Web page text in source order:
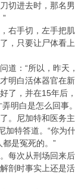
切进去时，那名
”
右手切，左手把
，只要让尸体看
道：“所以，昨
明白活体器官在
了，并在15年后
明白是怎么回事。
。尼加特和医务
加特答道。“你为
是冤死的。”
每次从刑场回来
剖时事实上还是活